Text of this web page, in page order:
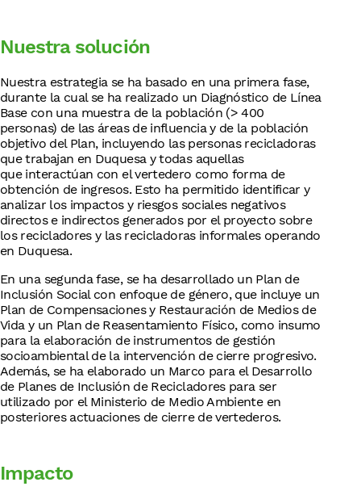
Nuestra solución
Nuestra estrategia se ha basado en una primera fase,
durante la cual se ha realizado un Diagnóstico de Línea
Base con una muestra de la población (> 400
personas) de las áreas de influencia y de la población
objetivo del Plan, incluyendo las personas recicladoras
que trabajan en Duquesa y todas aquellas
que interactúan con el vertedero como forma de
obtención de ingresos. Esto ha permitido identificar y
analizar los impactos y riesgos sociales negativos
directos e indirectos generados por el proyecto sobre
los recicladores y las recicladoras informales operando
en Duquesa.​
En una segunda fase, se ha desarrollado un Plan de
Inclusión Social con enfoque de género, que incluye un
Plan de Compensaciones y Restauración de Medios de
Vida y un Plan de Reasentamiento Físico, como insumo
para la elaboración de instrumentos de gestión
socioambiental de la intervención de cierre progresivo.​
Además, se ha elaborado un Marco para el Desarrollo
de Planes de Inclusión de Recicladores para ser
utilizado por el Ministerio de Medio Ambiente en
posteriores actuaciones de cierre de vertederos​.
Impacto